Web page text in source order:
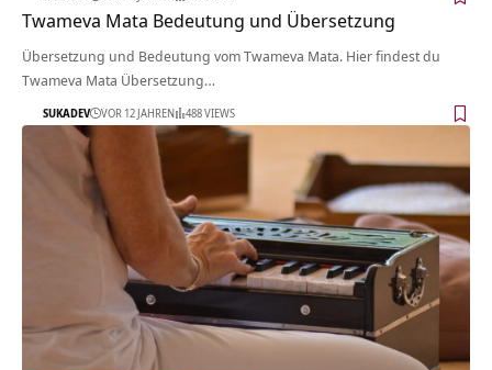
Twameva Mata Bedeutung und Übersetzung
Übersetzung und Bedeutung vom Twameva Mata. Hier findest du
Twameva Mata Übersetzung…
SUKADEV VOR 12 JAHREN 488 VIEWS